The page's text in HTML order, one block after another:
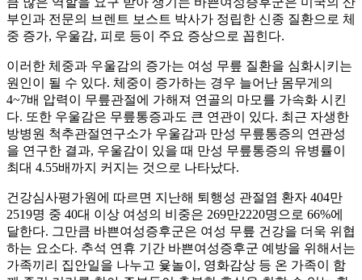
부인과 전문의 브렌트 보스트 박사가 정립한 신종 질환으로 체
중 증가, 우울감, 피로 등이 주요 증상으로 꼽힌다.
이러한 체중과 우울감의 증가는 여성 무릎 질환을 심화시키는
원인이 될 수 있다. 체중이 증가하는 경우 늘어난 몸무게의
4~7배 압력이 무릎관절에 가해져 연골의 마모를 가속화 시킨
다. 또한 우울감은 무릎통증과도 큰 연관이 있다. 최근 자생한
방병원 척추관절연구소가 우울감과 만성 무릎통증의 연관성
을 연구한 결과, 우울감이 있을 때 만성 무릎통증의 유병률이
최대 4.55배까지 커지는 것으로 나타났다.
건강심사평가원에 따르면 지난해 퇴행성 관절염 환자 404만
2519명 중 40대 이상 여성의 비중은 269만2220명으로 66%에
달한다. 그만큼 바쁜여성증후군은 여성 무릎 건강을 더욱 위협
하는 요소다. 추석 연휴 기간 바쁜여성증후군 예방을 위해서는
가족끼리 집안일을 나누고 윷놀이, 영화감상 등 온 가족이 함